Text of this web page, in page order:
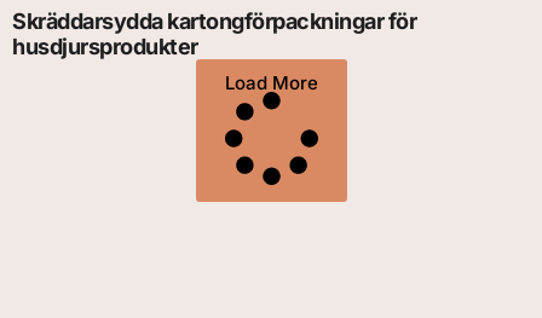
Skräddarsydda kartongförpackningar för
husdjursprodukter
Load More